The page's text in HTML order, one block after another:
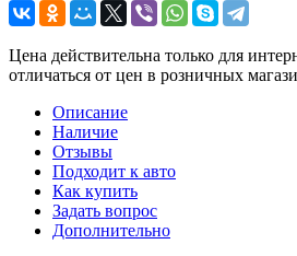
Цена действительна только для
отличаться от цен в розничных
Описание
Наличие
Отзывы
Подходит к авто
Как купить
Задать вопрос
Дополнительно